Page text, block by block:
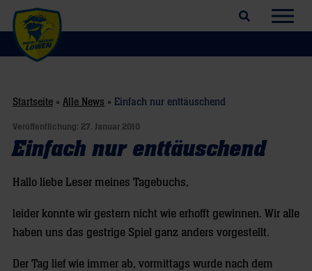
Suchfeld öffnen
Startseite » Alle News » Einfach nur enttäuschend
Veröffentlichung: 27. Januar 2010
Einfach nur enttäuschend
Hallo liebe Leser meines Tagebuchs,
leider konnte wir gestern nicht wie erhofft gewinnen. Wir alle
haben uns das gestrige Spiel ganz anders vorgestellt.
Der Tag lief wie immer ab, vormittags wurde nach dem